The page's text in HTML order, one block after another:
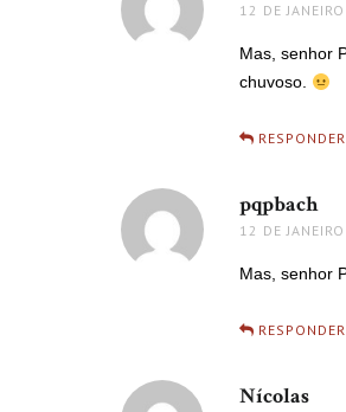
12 DE
Mas, senhor
chuvoso.
RESPONDER
pqpbach
12 DE
Mas, senhor
RESPONDER
Nícolas